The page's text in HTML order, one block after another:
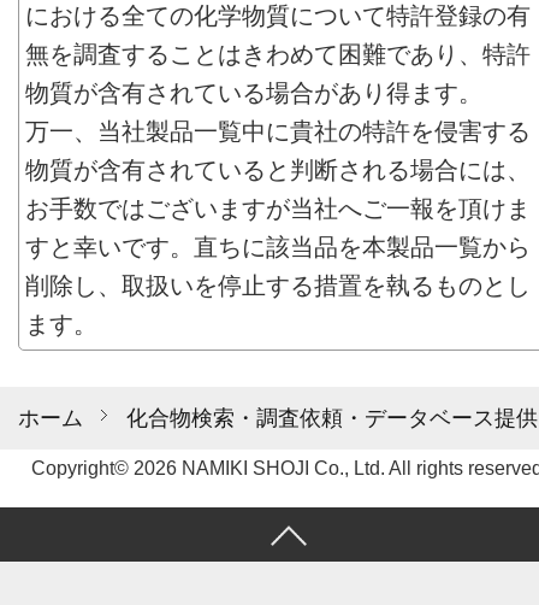
ホーム 化合物検索・調査依頼・データベース提供
における全ての化学物質について特許登録の有
無を調査することはきわめて困難であり、特許
物質が含有されている場合があり得ます。
万一、当社製品一覧中に貴社の特許を侵害する
物質が含有されていると判断される場合には、
お手数ではございますが当社へご一報を頂けま
すと幸いです。直ちに該当品を本製品一覧から
削除し、取扱いを停止する措置を執るものとし
ます。
Copyright© 2026 NAMIKI SHOJI Co., Ltd. All rights